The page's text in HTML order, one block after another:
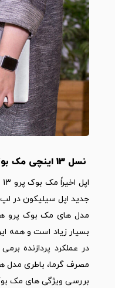
نسل 13 اینچی مک بوک پرو
جدید اپل سیلیکون در
بسیار زیاد است و همه
در عملکرد پردازنده
مصرف گرما، باطری مدل های 13 اینچی بهتر
بررسی ویژگی های مک بوک پرو